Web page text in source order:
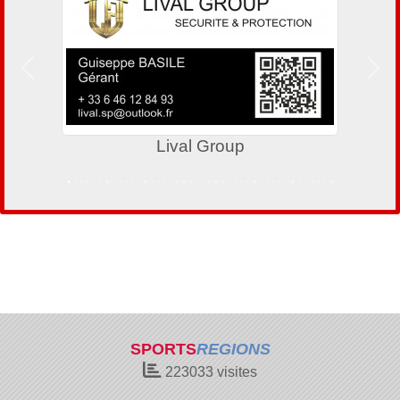
Lival Group
Précedent
SPORTSREGIONS
223033 visites